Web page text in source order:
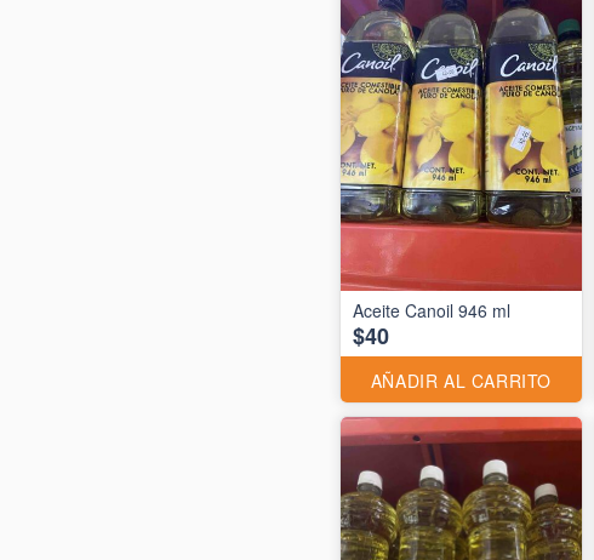
Aceite Canoil 946 ml
$40
AÑADIR AL CARRITO